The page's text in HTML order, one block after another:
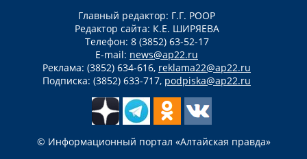
Главный редактор: Г.Г. РООР
Редактор сайта: К.Е. ШИРЯЕВА
Телефон: 8 (3852) 63-52-17
E-mail: news@ap22.ru
Реклама: (3852) 634-616, reklama22@ap22.ru
Подписка: (3852) 633-717, podpiska@ap22.ru
© Информационный портал «Алтайская правда»